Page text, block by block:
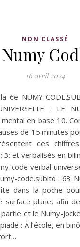
NON CLASSÉ
Numy
16 avril 2024
: LE
mental en base 10.
de 15 minutes
des
3; et verbalisés en
code verbal
code.subito : 63
dans la poche
surface plane, afin
et le Numy-
: À l’école, en